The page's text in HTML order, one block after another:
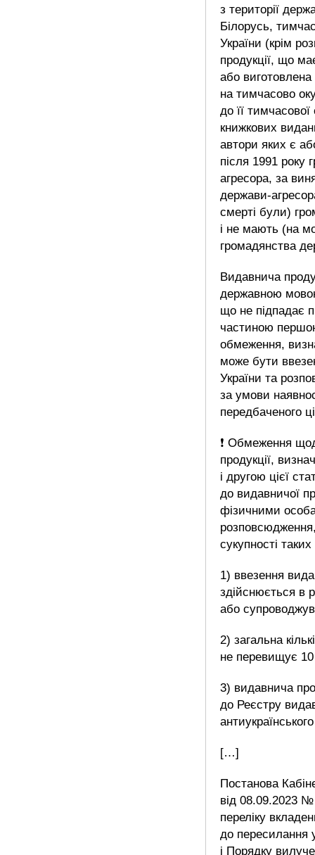
з території
Білорусь,
України (крім
продукції, що
або
на тимчасово
до її тимчасової
книжкових
автори яких є
після 1991 року
агресора, за
держави-
смерті були)
і не мають (на
громадянства
Видавнича
державною
що не підпадає
частиною першою
обмеження,
може бути
України та
за умови
передбаченого
❗ Обмеження
продукції,
і другою цієї
до видавничої
фізичними
сукупності
1) ввезення
здійснюється в
або
2) загальна
не перевищує 10
3) видавнича
до Реєстру
[…]
Постанова
від 08.09.2023
переліку
до пересилання
і Порядку